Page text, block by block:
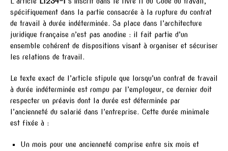
spécifiquement dans la partie consacrée à la rupture du contrat
de travail à durée indéterminée. Sa place dans l’architecture
juridique française n’est pas anodine : il fait partie d’un
ensemble cohérent de dispositions visant à organiser et sécuriser
les relations de travail.
Le texte exact de l’article stipule que lorsqu’un contrat de travail
à durée indéterminée est rompu par l’employeur, ce dernier doit
respecter un préavis dont la durée est déterminée par
l’ancienneté du salarié dans l’entreprise. Cette durée minimale
est fixée à :
Un mois pour une ancienneté comprise entre six mois et